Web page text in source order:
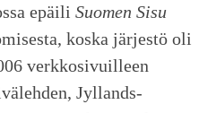
epäili Suomen Sisu
koska järjestö oli
verkkosivuilleen
Jyllands-